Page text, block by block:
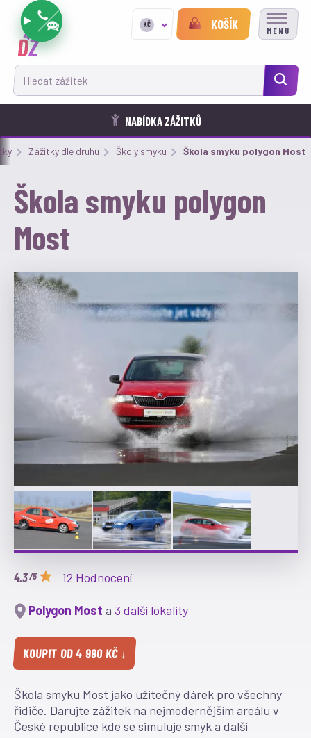
KČ KOŠÍK MENU
Hledat zážitek
NABÍDKA ZÁŽITKŮ
Zážitky dle druhu Školy smyku Aktuální:
Škola smyku polygon Most
Škola smyku polygon
Most
/5 12 Hodnocení
Polygon Most a 3 další lokality
KOUPIT OD 4 990 KČ ↓
Škola smyku Most jako užitečný dárek pro všechny
řidiče. Darujte zážitek na nejmodernějším areálu v
České republice kde se simuluje smyk a další